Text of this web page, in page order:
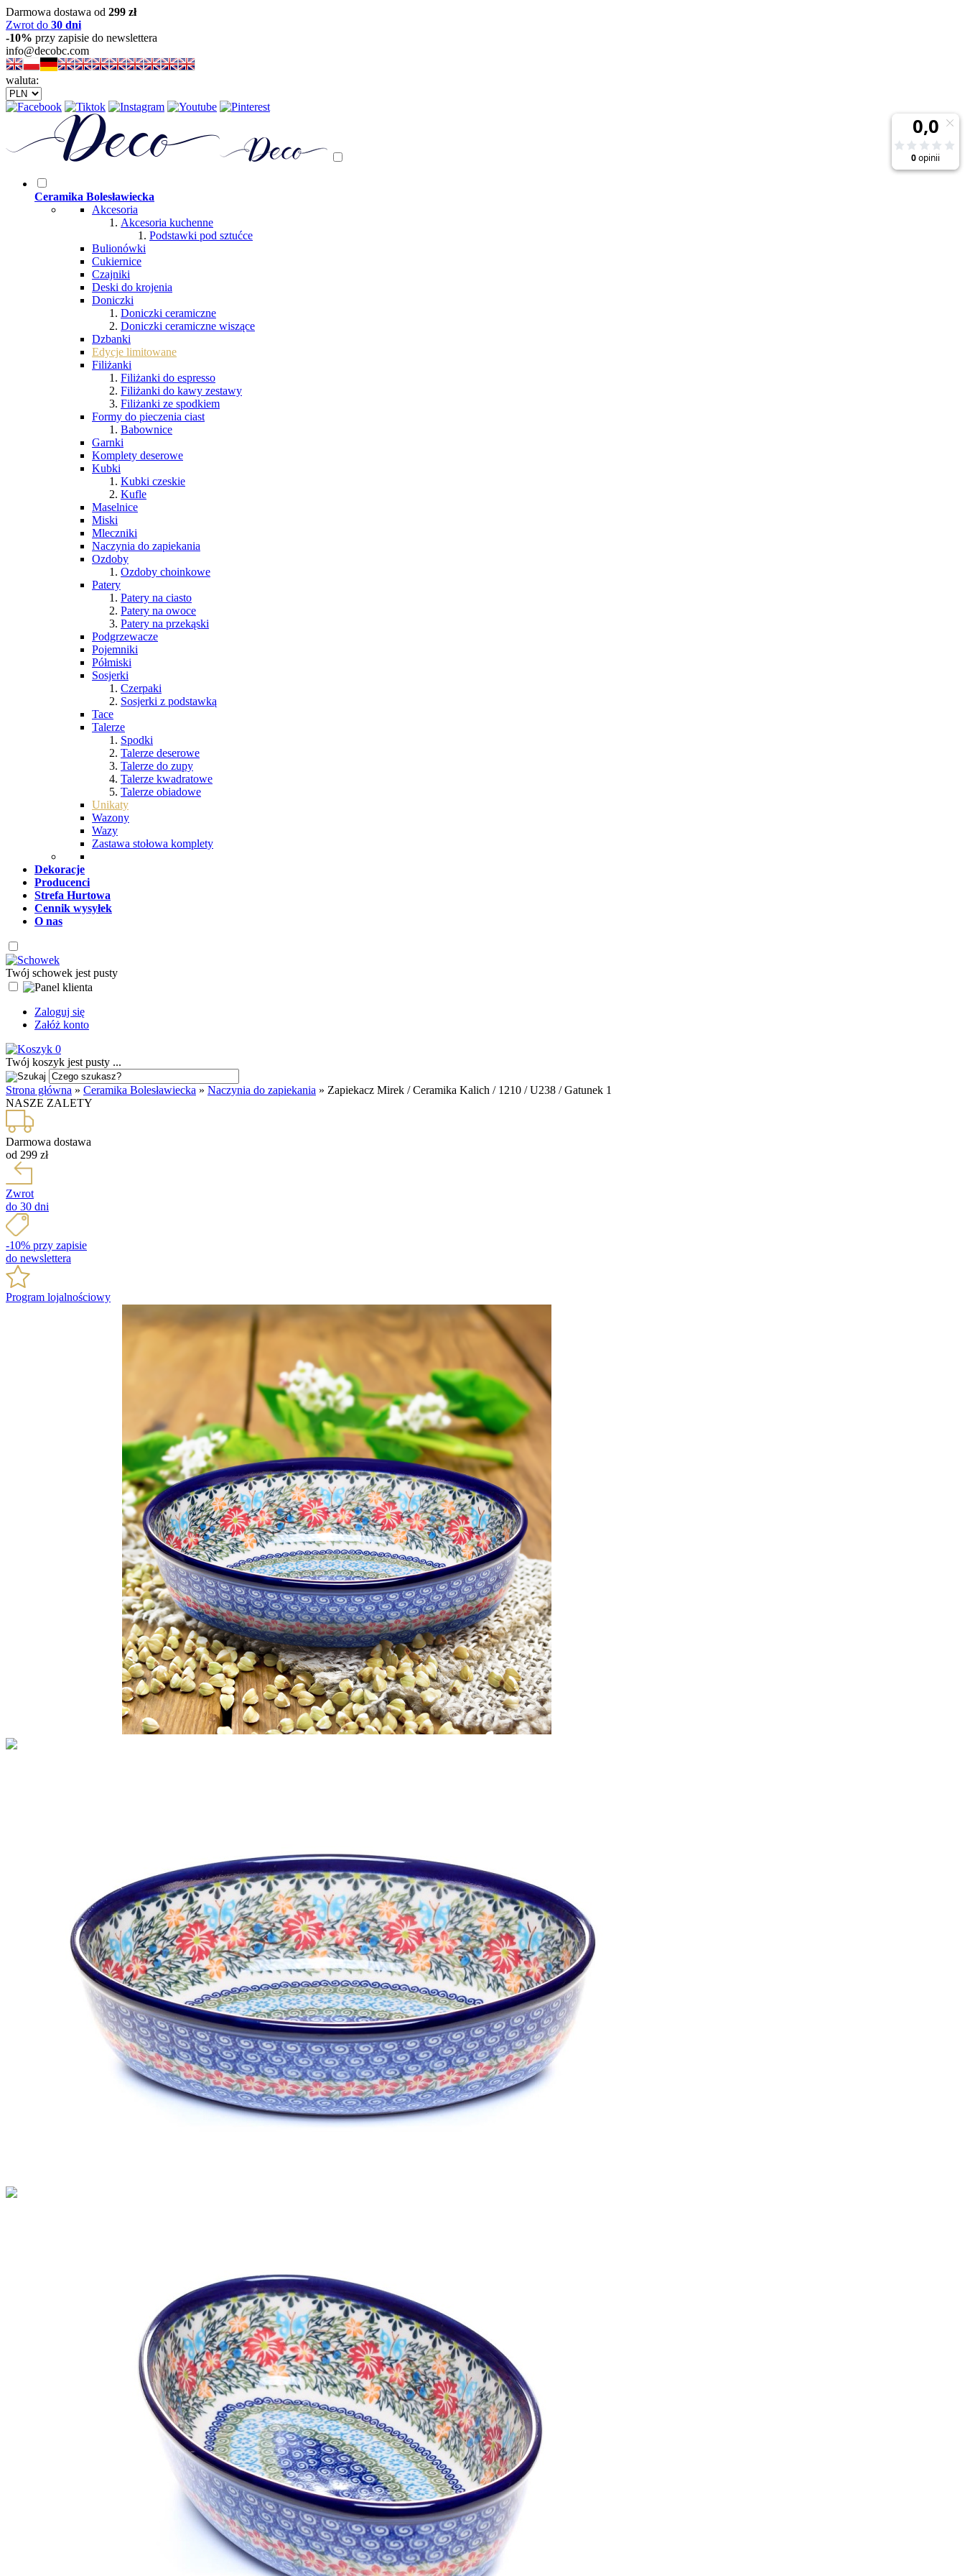
Darmowa dostawa od 299 zł
Zwrot do 30 dni
-10% przy zapisie do newslettera
info@decobc.com
waluta:
Ceramika Bolesławiecka
Akcesoria
Akcesoria kuchenne
Podstawki pod sztućce
Bulionówki
Cukiernice
Czajniki
Deski do krojenia
Doniczki
Doniczki ceramiczne
Doniczki ceramiczne wiszące
Dzbanki
Edycje limitowane
Filiżanki
Filiżanki do espresso
Filiżanki do kawy zestawy
Filiżanki ze spodkiem
Formy do pieczenia ciast
Babownice
Garnki
Komplety deserowe
Kubki
Kubki czeskie
Kufle
Maselnice
Miski
Mleczniki
Naczynia do zapiekania
Ozdoby
Ozdoby choinkowe
Patery
Patery na ciasto
Patery na owoce
Patery na przekąski
Podgrzewacze
Pojemniki
Półmiski
Sosjerki
Czerpaki
Sosjerki z podstawką
Tace
Talerze
Spodki
Talerze deserowe
Talerze do zupy
Talerze kwadratowe
Talerze obiadowe
Unikaty
Wazony
Wazy
Zastawa stołowa komplety
Dekoracje
Producenci
Strefa Hurtowa
Cennik wysyłek
O nas
Twój schowek jest pusty
Zaloguj się
Załóż konto
0
Twój koszyk jest pusty ...
Strona główna » Ceramika Bolesławiecka » Naczynia do zapiekania » Zapiekacz Mirek / Ceramika Kalich / 1210 / U238 / Gatunek 1
NASZE ZALETY
Darmowa dostawa
od 299 zł
Zwrot
do 30 dni
-10% przy zapisie
do newslettera
Program lojalnościowy